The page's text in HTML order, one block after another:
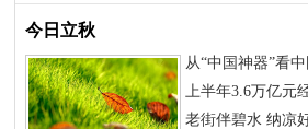
今日立秋
从“中国神器”看
上半年3.6万亿元
老街伴碧水 纳凉